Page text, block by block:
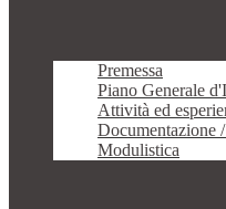
Premessa
Piano Generale
Attività ed
Documentazione
Modulistica